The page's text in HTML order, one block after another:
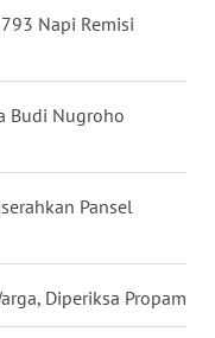
Napi Remisi
Budi Nugroho
Pansel
Diperiksa Propam